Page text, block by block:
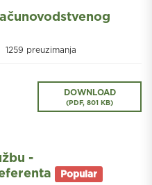
1259 preuzimanja
DOWNLOAD
(PDF, 801 KB)
-
Popular